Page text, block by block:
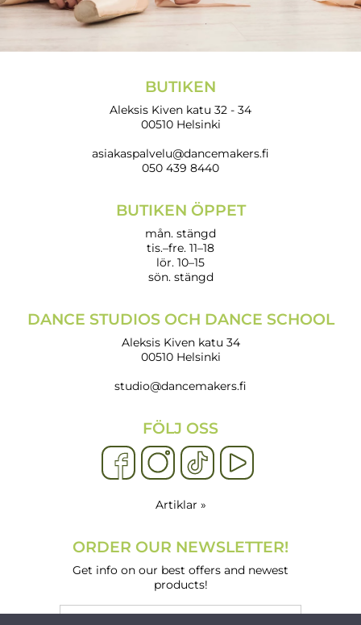
BUTIKEN
Aleksis Kiven katu 32 - 34
00510 Helsinki
asiakaspalvelu@dancemakers.fi
050 439 8440
BUTIKEN ÖPPET
mån. stängd
tis.–fre. 11–18
lör. 10–15
sön. stängd
DANCE STUDIOS OCH DANCE SCHOOL
Aleksis Kiven katu 34
00510 Helsinki
studio@dancemakers.fi
FÖLJ OSS
Artiklar »
ORDER OUR NEWSLETTER!
Get info on our best offers and newest
products!